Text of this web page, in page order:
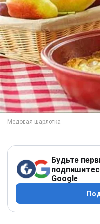
Будьте
Google